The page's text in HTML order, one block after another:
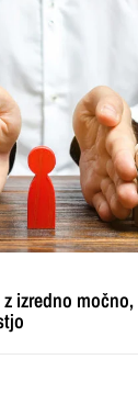
izredno